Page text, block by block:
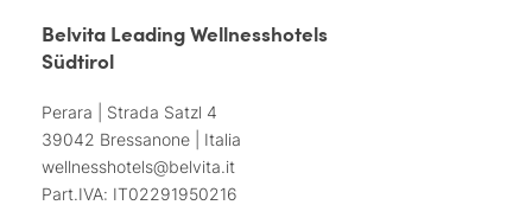
Belvita Leading Wellnesshotels
Südtirol
Perara | Strada Satzl 4
39042 Bressanone | Italia
wellnesshotels@belvita.it
Part.IVA: IT02291950216